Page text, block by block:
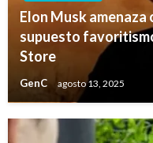
Elon Musk amenaza
supuesto
Store
GenC agosto 13, 2025